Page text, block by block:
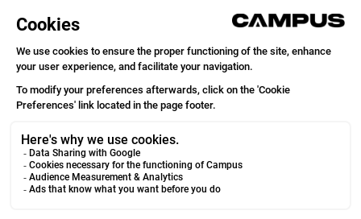
Discutez avec nous ou envoyez-nous un email.
Discuter avec nous Envoyer un email
© 2026
We run on Crisp Knowledge